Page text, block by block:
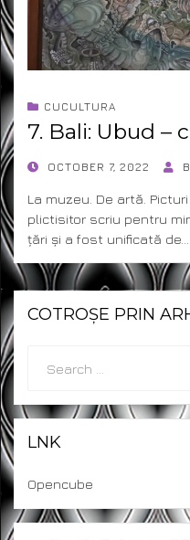
CUCULTURA
7. Bali: Ubud –
POSTEDOCTOBER 7, 2022
La muzeu. De artă.
plictisitor scriu pentru
țări și a fost unificată de…
COTROȘE PRIN
LNK
Opencube